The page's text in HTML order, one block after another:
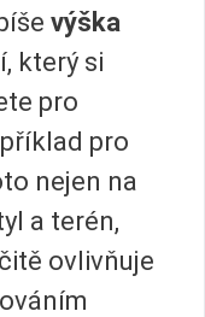
výška
který si
pro
pro
nejen na
a terén,
ovlivňuje